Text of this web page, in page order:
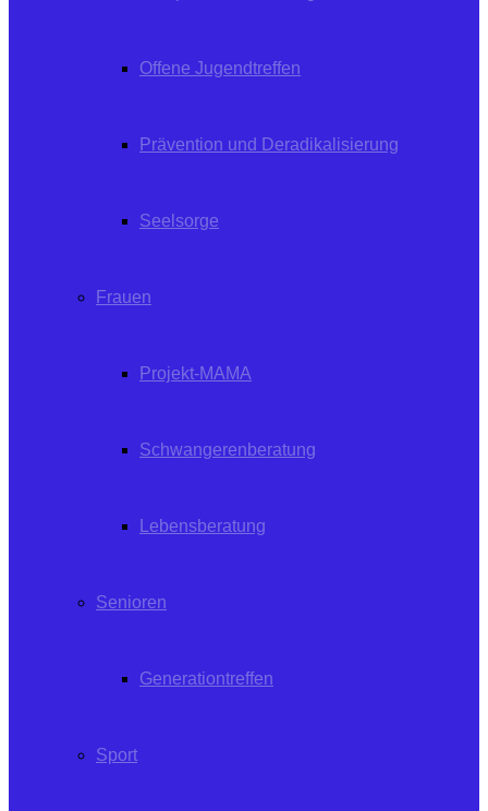
Offene Jugendtreffen
Prävention und Deradikalisierung
Seelsorge
Frauen
Projekt-MAMA
Schwangerenberatung
Lebensberatung
Senioren
Generationtreffen
Sport